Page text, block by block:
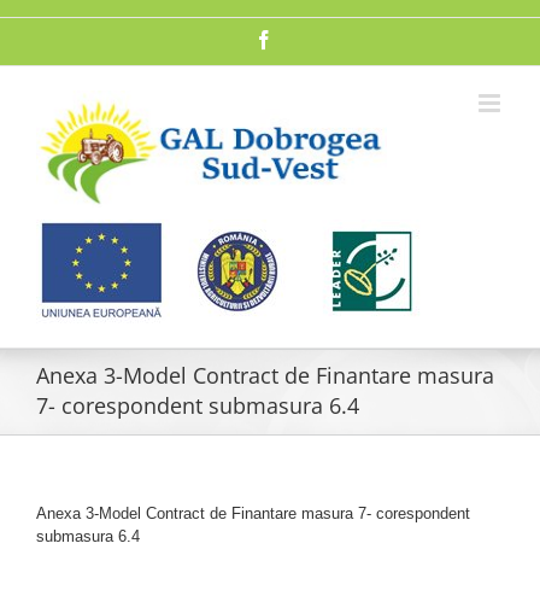
Anexa 3-Model Contract de Finantare masura
7- corespondent submasura 6.4
Anexa 3-Model Contract de Finantare masura 7- corespondent
submasura 6.4